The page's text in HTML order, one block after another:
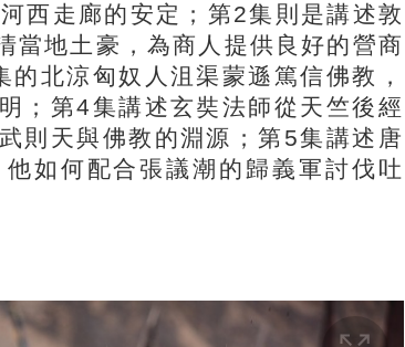
西走廊的安定；第2集則是講述敦
當地土豪，為商人提供良好的營商
北涼匈奴人沮渠蒙遜篤信佛教，
；第4集講述玄奘法師從天竺後經
則天與佛教的淵源；第5集講述唐
如何配合張議潮的歸義軍討伐吐